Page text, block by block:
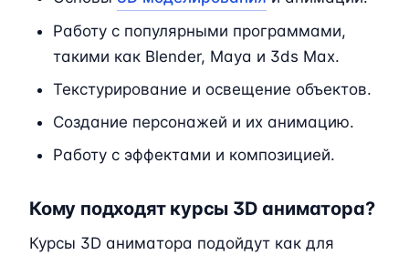
Работу с популярными программами,
такими как Blender, Maya и 3ds Max.
Текстурирование и освещение объектов.
Создание персонажей и их анимацию.
Работу с эффектами и композицией.
Кому подходят курсы 3D аниматора?
Курсы 3D аниматора подойдут как для